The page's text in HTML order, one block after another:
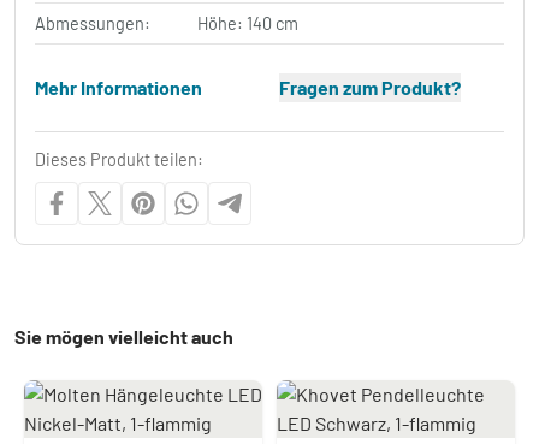
Abmessungen: Höhe: 140 cm
Mehr Informationen Fragen zum Produkt?
Dieses Produkt teilen:
Sie mögen vielleicht auch